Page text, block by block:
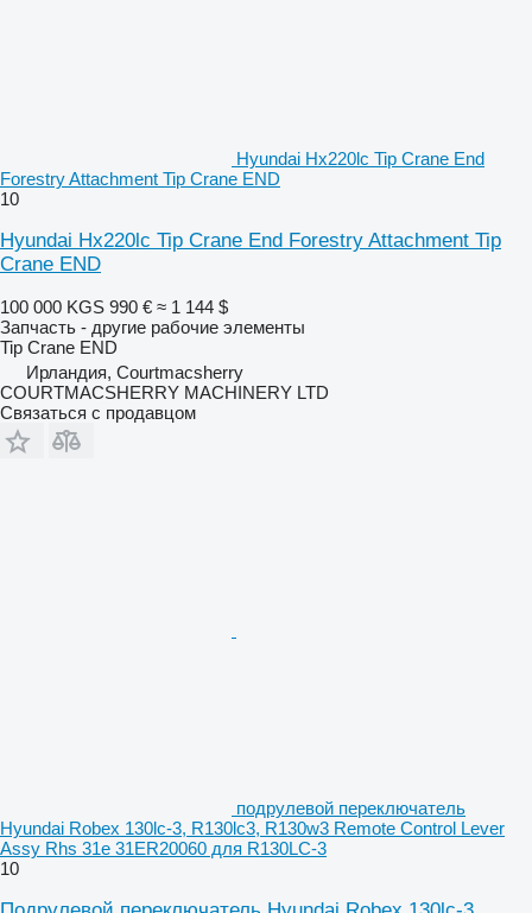
Hyundai Hx220lc Tip Crane End
Forestry Attachment Tip Crane END
10
Hyundai Hx220lc Tip Crane End Forestry Attachment Tip
Crane END
100 000 KGS 990 € ≈ 1 144 $
Запчасть - другие рабочие элементы
Tip Crane END
Ирландия, Courtmacsherry
COURTMACSHERRY MACHINERY LTD
Связаться с продавцом
подрулевой переключатель
Hyundai Robex 130lc-3, R130lc3, R130w3 Remote Control Lever
Assy Rhs 31e 31ER20060 для R130LC-3
10